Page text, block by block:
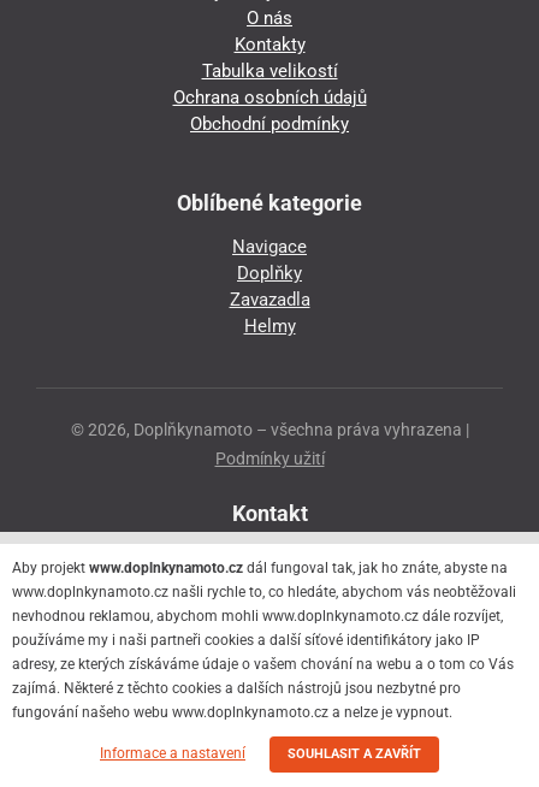
O nás
Kontakty
Tabulka velikostí
Ochrana osobních údajů
Obchodní podmínky
Oblíbené kategorie
Navigace
Doplňky
Zavazadla
Helmy
© 2026, Doplňkynamoto – všechna práva vyhrazena |
Podmínky užití
Kontakt
Přeloučská 86
530 06 Pardubice - Staré Čivice
776 056 073
motorider.rf@seznam.cz
Aby projekt www.doplnkynamoto.cz dál fungoval tak, jak ho znáte, abyste na
www.doplnkynamoto.cz našli rychle to, co hledáte, abychom vás neobtěžovali
nevhodnou reklamou, abychom mohli www.doplnkynamoto.cz dále rozvíjet,
používáme my i naši partneři cookies a další síťové identifikátory jako IP
adresy, ze kterých získáváme údaje o vašem chování na webu a o tom co Vás
zajímá. Některé z těchto cookies a dalších nástrojů jsou nezbytné pro
fungování našeho webu www.doplnkynamoto.cz a nelze je vypnout.
Informace a nastavení SOUHLASIT A ZAVŘÍT